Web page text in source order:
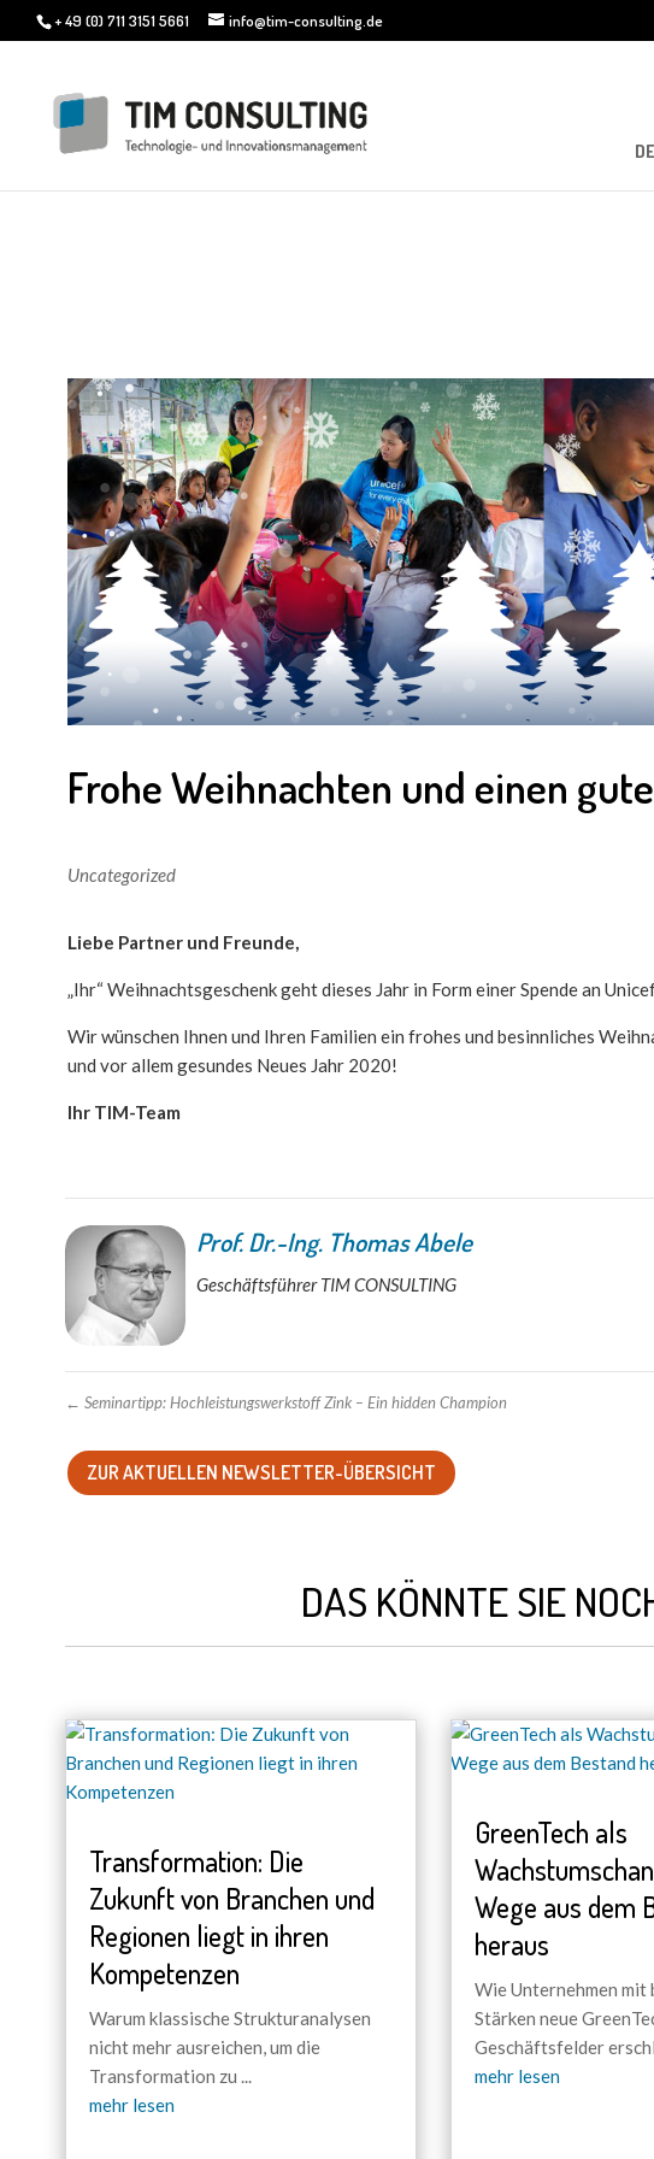
+ 49 (0) 711 3151 5661 info@tim-consulting.de
Frohe Weihnachten und einen
Uncategorized
Liebe Partner und Freunde,
„Ihr“ Weihnachtsgeschenk geht dieses Jahr in Form einer Spende an
Wir wünschen Ihnen und Ihren Familien ein frohes und besinnliches
und vor allem gesundes Neues Jahr 2020!
Ihr TIM-Team
Prof. Dr.-Ing. Thomas Abele
Geschäftsführer TIM CONSULTING
← Seminartipp: Hochleistungswerkstoff Zink – Ein hidden Champion
ZUR AKTUELLEN NEWSLETTER-ÜBERSICHT
DAS KÖNNTE SIE
Transformation: Die
Zukunft von Branchen und
Regionen liegt in ihren
Kompetenzen
Warum klassische Strukturanalysen
nicht mehr ausreichen, um die
Transformation zu ...
mehr lesen
GreenTech als
Wege aus dem
heraus
Wie Unternehmen mit
Stärken neue
Geschäftsfelder
mehr lesen